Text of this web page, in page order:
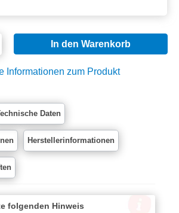
Gib den gewünschten
In den Warenkorb
Informationen zum Produkt
Daten
Herstellerinformationen
folgenden Hinweis